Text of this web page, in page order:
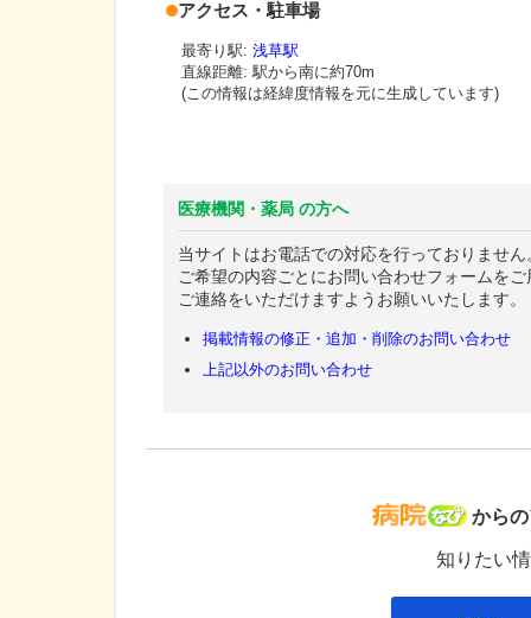
アクセス・駐車場
最寄り駅: 浅草駅
直線距離: 駅から南に約70m
(この情報は経緯度情報を元に生成しています)
医療機関・薬局 の方へ
当サイトはお電話での対応を行っておりません
ご希望の内容ごとにお問い合わせフォームを
ご連絡をいただけますようお願いいたします。
掲載情報の修正・追加・削除のお問い合わせ
上記以外のお問い合わせ
病院な
から
知りたい